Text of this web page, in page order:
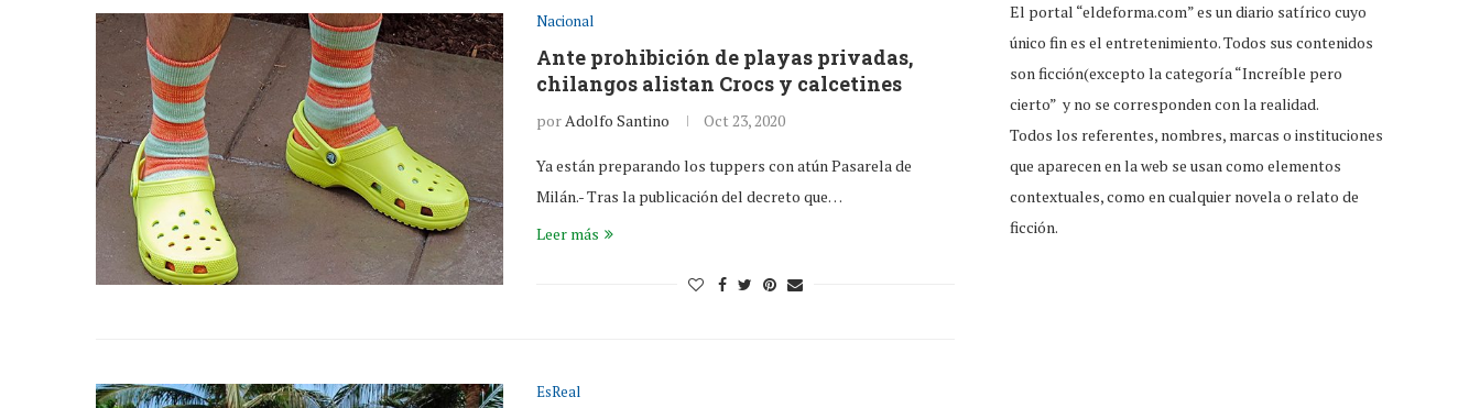
Nacional
Ante prohibición de playas privadas,
chilangos alistan Crocs y calcetines
porAdolfo Santino Oct 23, 2020
Ya están preparando los tuppers con atún Pasarela de
Milán.- Tras la publicación del decreto que…
Leer más
EsReal
El portal “eldeforma.com” es un diario satírico cuyo
único fin es el entretenimiento. Todos sus contenidos
son ficción(excepto la categoría “Increíble pero
cierto” y no se corresponden con la realidad.
Todos los referentes, nombres, marcas o instituciones
que aparecen en la web se usan como elementos
contextuales, como en cualquier novela o relato de
ficción.